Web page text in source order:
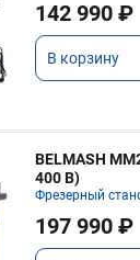
142 990 ₽
В корзину
BELMASH
400 В)
Фрезерный
197 990 ₽